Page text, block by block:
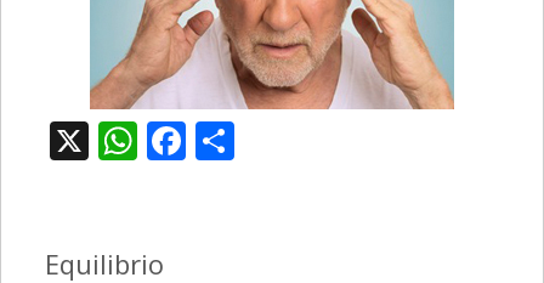
X WhatsApp
Facebook
Compartir
Equilibrio